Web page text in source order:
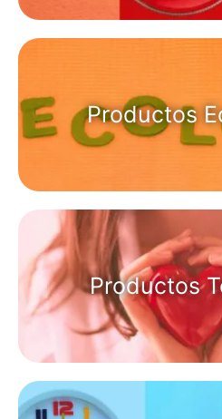
Productos
Productos